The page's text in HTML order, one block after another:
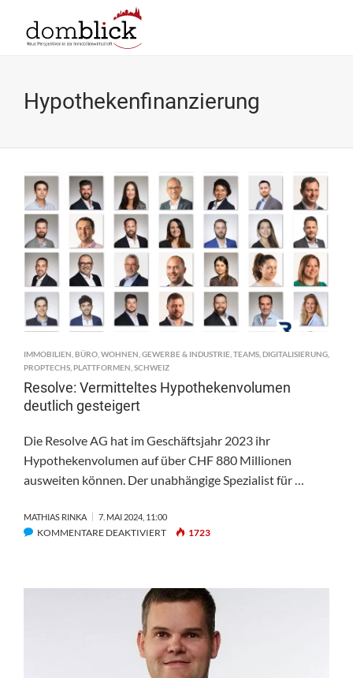
Hypothekenfinanzierung
IMMOBILIEN BÜRO WOHNEN GEWERBE & INDUSTRIE TEAMS DIGITALISIERUNG
PROPTECHS PLATTFORMEN SCHWEIZ
Resolve: Vermitteltes Hypothekenvolumen
deutlich gesteigert
Die Resolve AG hat im Geschäftsjahr 2023 ihr
Hypothekenvolumen auf über CHF 880 Millionen
ausweiten können. Der unabhängige Spezialist für …
MATHIAS RINKA 7. MAI 2024, 11:00
KOMMENTARE DEAKTIVIERTFÜR
DEUTLICH
GESTEIGERT
1723